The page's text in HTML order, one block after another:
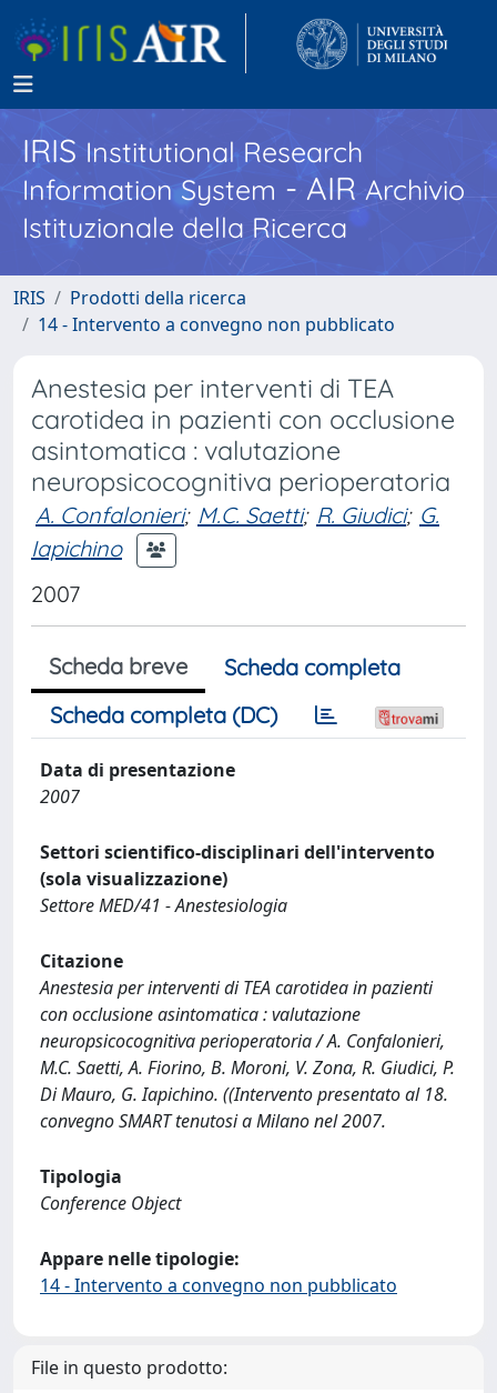
IRISInstitutional Research
Information System - AIR Archivio
Istituzionale della Ricerca
IRIS
Prodotti della ricerca
14 - Intervento a convegno non pubblicato
Anestesia per interventi di TEA
carotidea in pazienti con occlusione
asintomatica : valutazione
neuropsicocognitiva perioperatoria
A. Confalonieri; M.C. Saetti; R. Giudici; G.
Iapichino
2007
Scheda breve
Scheda completa
Scheda completa (DC)
Data di presentazione
2007
Settori scientifico-disciplinari dell'intervento
(sola visualizzazione)
Settore MED/41 - Anestesiologia
Citazione
Anestesia per interventi di TEA carotidea in pazienti
con occlusione asintomatica : valutazione
neuropsicocognitiva perioperatoria / A. Confalonieri,
M.C. Saetti, A. Fiorino, B. Moroni, V. Zona, R. Giudici, P.
Di Mauro, G. Iapichino. ((Intervento presentato al 18.
convegno SMART tenutosi a Milano nel 2007.
Tipologia
Conference Object
Appare nelle tipologie:
14 - Intervento a convegno non pubblicato
File in questo prodotto: